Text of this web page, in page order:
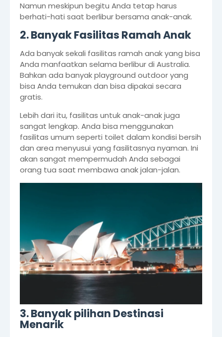
Namun meskipun begitu Anda tetap harus
berhati-hati saat berlibur bersama anak-anak.
2. Banyak Fasilitas Ramah Anak
Ada banyak sekali fasilitas ramah anak yang bisa
Anda manfaatkan selama berlibur di Australia.
Bahkan ada banyak playground outdoor yang
bisa Anda temukan dan bisa dipakai secara
gratis.
Lebih dari itu, fasilitas untuk anak-anak juga
sangat lengkap. Anda bisa menggunakan
fasilitas umum seperti toilet dalam kondisi bersih
dan area menyusui yang fasilitasnya nyaman. Ini
akan sangat mempermudah Anda sebagai
orang tua saat membawa anak jalan-jalan.
3. Banyak pilihan Destinasi
Menarik